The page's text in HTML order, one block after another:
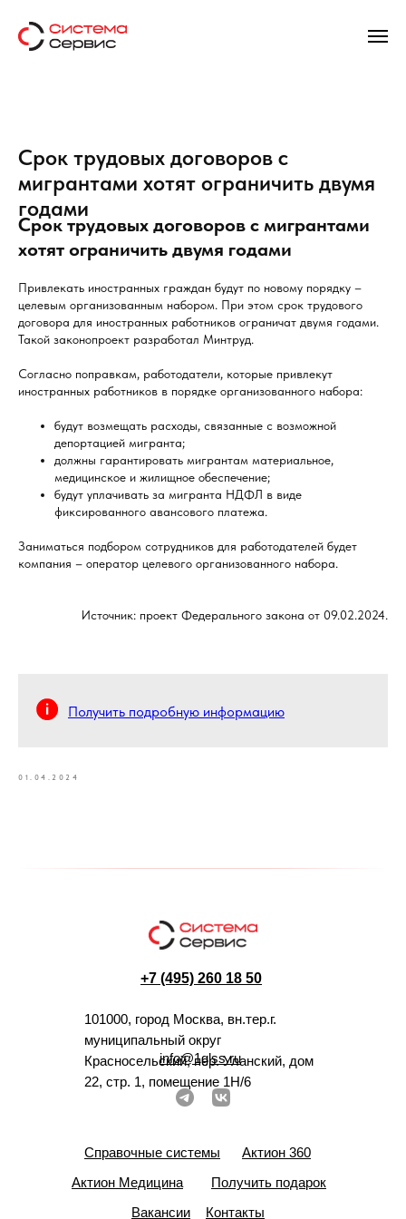
Cрок трудовых договоров с
мигрантами хотят ограничить двумя
годами
Cрок трудовых договоров с мигрантами
хотят ограничить двумя годами
Привлекать иностранных граждан будут по новому порядку –
целевым организованным набором. При этом срок трудового
договора для иностранных работников ограничат двумя годами.
Такой законопроект разработал Минтруд.
Согласно поправкам, работодатели, которые привлекут
иностранных работников в порядке организованного набора:
будут возмещать расходы, связанные с возможной
депортацией мигранта;
должны гарантировать мигрантам материальное,
медицинское и жилищное обеспечение;
будут уплачивать за мигранта НДФЛ в виде
фиксированного авансового платежа.
Заниматься подбором сотрудников для работодателей будет
компания – оператор целевого организованного набора.
Источник: проект Федерального закона от 09.02.2024.
Получить подробную информацию
01.04.2024
+7 (495) 260 18 50
101000, город Москва, вн.тер.г.
муниципальный округ
Красносельский, пер. Уланский, дом
22, стр. 1, помещение 1Н/6
info@1glss.ru
Справочные системы
Актион 360
Актион Медицина
Получить подарок
Вакансии
Контакты